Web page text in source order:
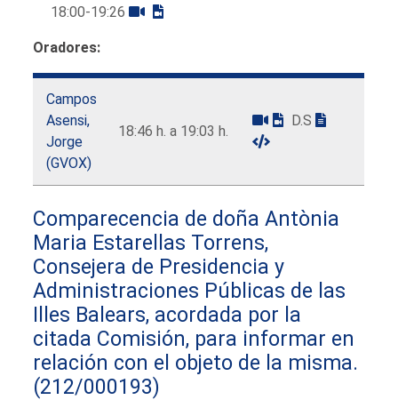
18:00-19:26
Oradores:
Campos
Asensi,
Jorge
(GVOX)
18:46 h. a 19:03 h.
D.S
Comparecencia de doña Antònia
Maria Estarellas Torrens,
Consejera de Presidencia y
Administraciones Públicas de las
Illes Balears, acordada por la
citada Comisión, para informar en
relación con el objeto de la misma.
(212/000193)